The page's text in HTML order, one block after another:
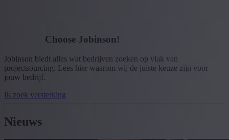
Choose Jobinson!
Jobinson biedt alles wat bedrijven zoeken op vlak van
projectsourcing. Lees hier waarom wij de juiste keuze zijn voor
jouw bedrijf.
Ik zoek versterking
Nieuws